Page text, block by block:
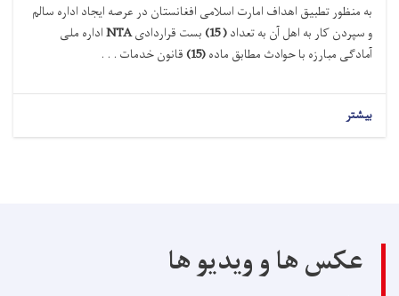
به منظور تطبیق اهداف امارت اسلامی افغانستان در عرصه ایجاد اداره سالم
و سپردن کار به اهل آن به تعداد(
15
) بست قراردادیNTAاداره ملی
آمادگی مبارزه با حوادث مطابق ماده(15) قانون خدمات . . .
بیشتر
عکس ها و ویدیو ها